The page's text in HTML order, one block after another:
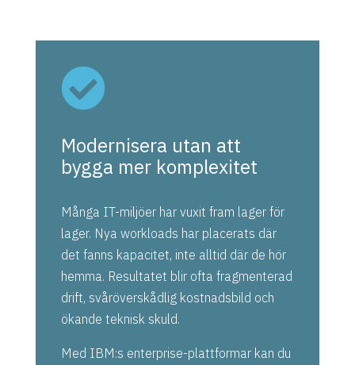

Modernisera utan att
bygga mer komplexitet
Många IT-miljöer har vuxit fram lager för
lager. Nya workloads har placerats där
det fanns kapacitet, inte alltid där de hör
hemma. Resultatet blir ofta fragmenterad
drift, svåröverskådlig kostnadsbild och
ökande teknisk skuld.
Med IBM:s enterprise-plattformar kan du